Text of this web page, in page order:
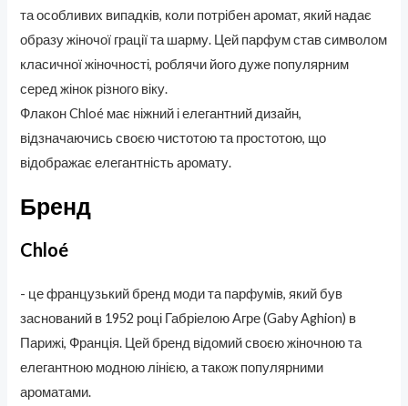
та особливих випадків, коли потрібен аромат, який надає
образу жіночої грації та шарму. Цей парфум став символом
класичної жіночності, роблячи його дуже популярним
серед жінок різного віку.
Флакон Chloé має ніжний і елегантний дизайн,
відзначаючись своєю чистотою та простотою, що
відображає елегантність аромату.
Бренд
Chloé
- це французький бренд моди та парфумів, який був
заснований в 1952 році Габріелою Агре (Gaby Aghion) в
Парижі, Франція. Цей бренд відомий своєю жіночною та
елегантною модною лінією, а також популярними
ароматами.